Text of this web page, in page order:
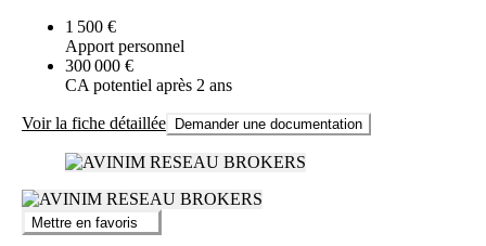
1 500 €
Apport personnel
300 000 €
CA potentiel après 2 ans
Voir la fiche détaillée Demander une documentation
Mettre en favoris